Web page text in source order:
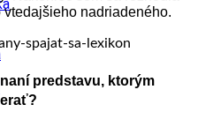
nadriadeného.
predstavu, ktorým